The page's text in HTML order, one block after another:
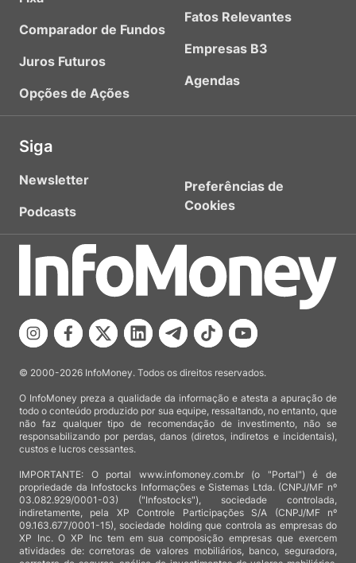
Comparador de Fundos
Juros Futuros
Opções de Ações
Fatos Relevantes
Empresas B3
Agendas
Siga
Newsletter
Podcasts
Preferências de
Cookies
© 2000-2026 InfoMoney. Todos os direitos reservados.
O InfoMoney preza a qualidade da informação e atesta a apuração de
todo o conteúdo produzido por sua equipe, ressaltando, no entanto, que
não faz qualquer tipo de recomendação de investimento, não se
responsabilizando por perdas, danos (diretos, indiretos e incidentais),
custos e lucros cessantes.
IMPORTANTE: O portal www.infomoney.com.br (o "Portal") é de
propriedade da Infostocks Informações e Sistemas Ltda. (CNPJ/MF nº
03.082.929/0001-03) ("Infostocks"), sociedade controlada,
indiretamente, pela XP Controle Participações S/A (CNPJ/MF nº
09.163.677/0001-15), sociedade holding que controla as empresas do
XP Inc. O XP Inc tem em sua composição empresas que exercem
atividades de: corretoras de valores mobiliários, banco, seguradora,